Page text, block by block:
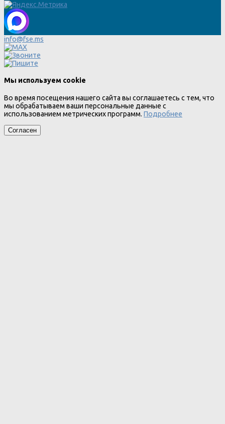
info@fse.ms
Мы используем cookie
Во время посещения нашего сайта вы соглашаетесь с тем, что
мы обрабатываем ваши персональные данные с
использованием метрических программ. Подробнее
Согласен